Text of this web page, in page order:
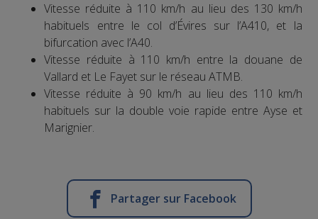
Vitesse réduite à 110 km/h au lieu des 130 km/h
habituels entre le col d’Évires sur l’A410, et la
bifurcation avec l’A40.
Vitesse réduite à 110 km/h entre la douane de
Vallard et Le Fayet sur le réseau ATMB.
Vitesse réduite à 90 km/h au lieu des 110 km/h
habituels sur la double voie rapide entre Ayse et
Marignier.
Partager sur Facebook